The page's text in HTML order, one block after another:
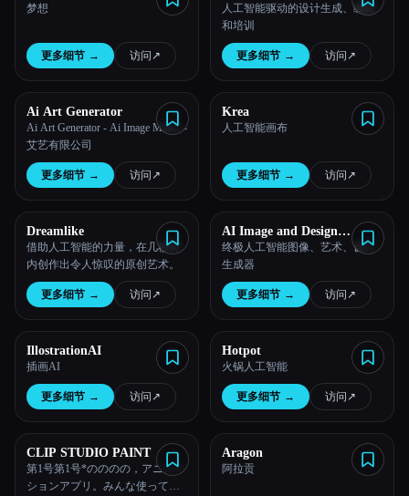
梦想
更多细节 → 访问 ↗︎
人工智能驱动的设计生成、编辑
和培训
更多细节 → 访问 ↗︎
Ai Art Generator
Ai Art Generator - Ai Image Maker -
艾艺有限公司
更多细节 → 访问 ↗︎
Krea
人工智能画布
更多细节 → 访问 ↗︎
Dreamlike
借助人工智能的力量，在几秒钟
内创作出令人惊叹的原创艺术。
更多细节 → 访问 ↗︎
AI Image and Design
Generator
终极人工智能图像、艺术、设计
生成器
更多细节 → 访问 ↗︎
IllostrationAI
插画AI
更多细节 → 访问 ↗︎
Hotpot
火锅人工智能
更多细节 → 访问 ↗︎
CLIP STUDIO PAINT
第1号第1号*のののの，アニメー
ションアプリ。みんな使ってる
Aragon
阿拉贡